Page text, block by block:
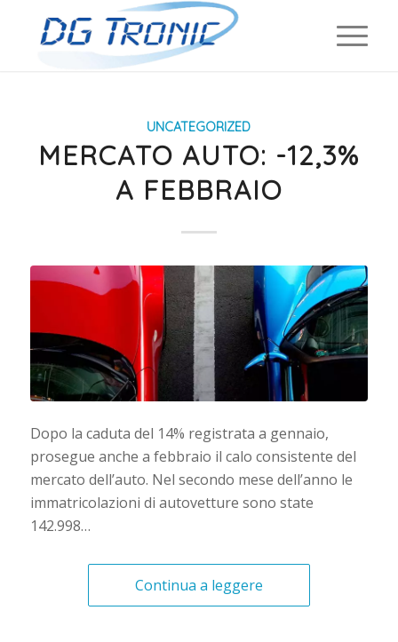
UNCATEGORIZED
MERCATO AUTO: -12,3%
A FEBBRAIO
Dopo la caduta del 14% registrata a gennaio,
prosegue anche a febbraio il calo consistente del
mercato dell’auto. Nel secondo mese dell’anno le
immatricolazioni di autovetture sono state
142.998…
Continua a leggere